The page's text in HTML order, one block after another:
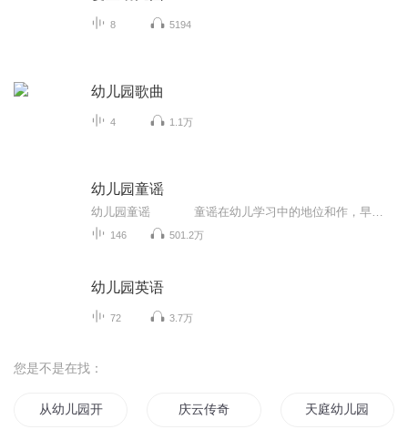
8 5194
幼儿园歌曲
4 1.1万
幼儿园童谣
146 501.2万
幼儿园英语
72 3.7万
您是不是在找：
从幼儿园开始修仙 庆云传奇 天庭幼儿园